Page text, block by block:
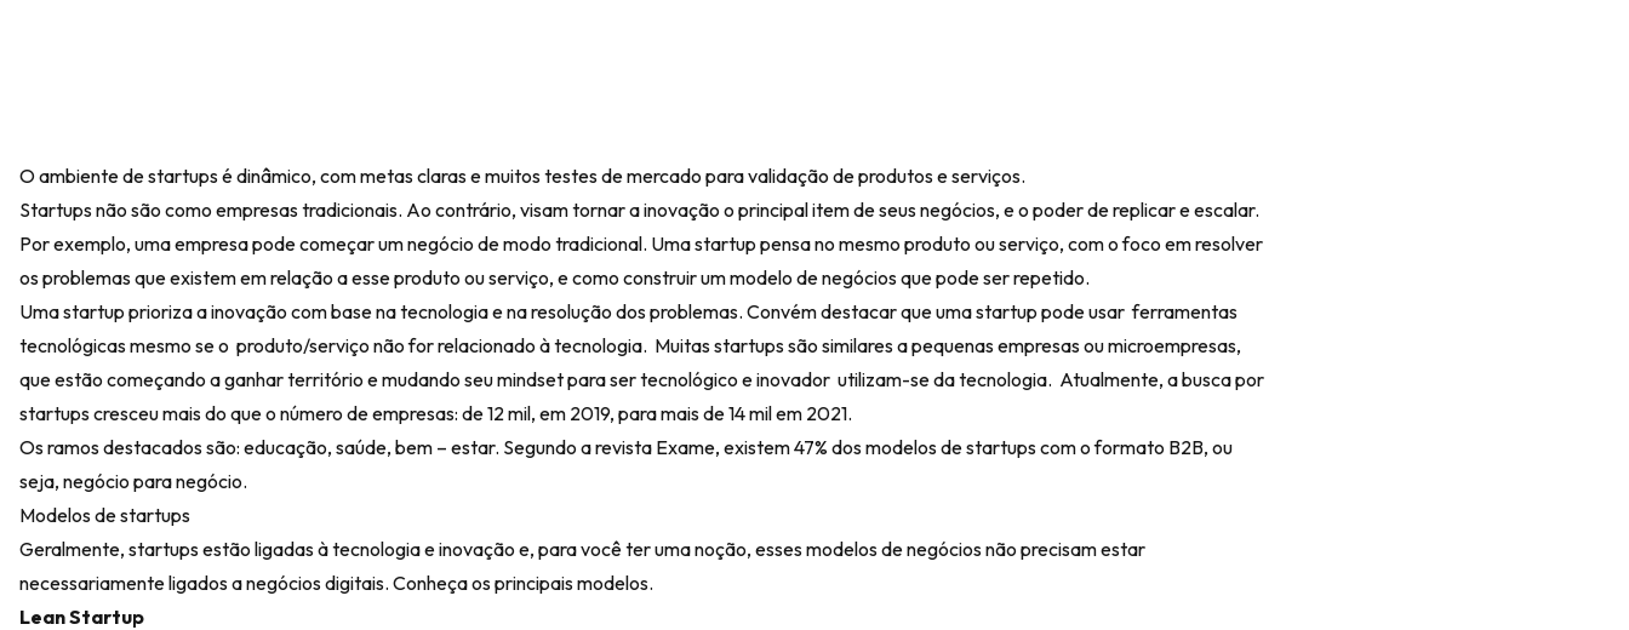
O ambiente de startups é dinâmico, com metas claras e muitos testes de mercado para validação de produtos e serviços.
Startups não são como empresas tradicionais. Ao contrário, visam tornar a inovação o principal item de seus negócios, e o poder de replicar e escalar.
Por exemplo, uma empresa pode começar um negócio de modo tradicional. Uma startup pensa no mesmo produto ou serviço, com o foco em resolver
os problemas que existem em relação a esse produto ou serviço, e como construir um modelo de negócios que pode ser repetido.
Uma startup prioriza a inovação com base na tecnologia e na resolução dos problemas. Convém destacar que uma startup pode usar ferramentas
tecnológicas mesmo se o produto/serviço não for relacionado à tecnologia. Muitas startups são similares a pequenas empresas ou microempresas,
que estão começando a ganhar território e mudando seu mindset para ser tecnológico e inovador utilizam-se da tecnologia. Atualmente, a busca por
startups cresceu mais do que o número de empresas: de 12 mil, em 2019, para mais de 14 mil em 2021.
Os ramos destacados são: educação, saúde, bem – estar. Segundo a revista Exame, existem 47% dos modelos de startups com o formato B2B, ou
seja, negócio para negócio.
Modelos de startups
Geralmente, startups estão ligadas à tecnologia e inovação e, para você ter uma noção, esses modelos de negócios não precisam estar
necessariamente ligados a negócios digitais. Conheça os principais modelos.
Lean Startup